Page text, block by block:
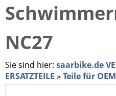
NC27
Sie sind hier: saarbike.de
ERSATZTEILE » Teile für